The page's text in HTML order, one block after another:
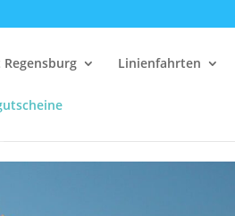
Linienfahrten